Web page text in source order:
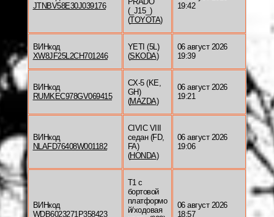
JTNBV58E30J039176
(_J15_)
(TOYOTA)
19:42
ВИНкод
XW8JF25L2CH701246
YETI (5L)
(SKODA)
06 август 2026
19:39
ВИНкод
RUMKEC978GV069415
CX-5 (KE,
GH)
(MAZDA)
06 август 2026
19:21
ВИНкод
NLAFD76408W001182
CIVIC VIII
седан (FD,
FA)
(HONDA)
06 август 2026
19:06
ВИНкод
WDB6023271P358423
T1 c
бортовой
платформо
й/ходовая
06 август 2026
18:57